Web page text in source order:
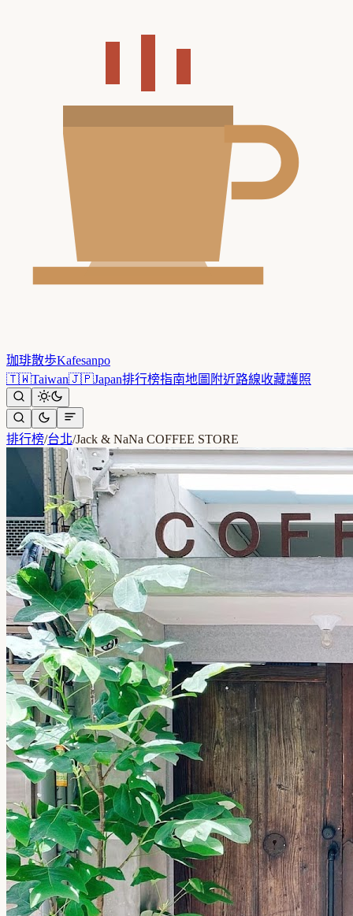
珈琲散歩Kafesanpo
🇹🇼Taiwan🇯🇵Japan排行榜指南地圖 附近路線收藏護照
排行榜/台北/Jack & NaNa COFFEE STORE